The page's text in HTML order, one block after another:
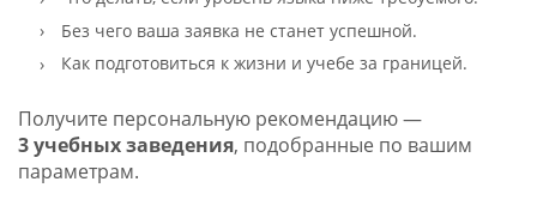
Без чего ваша заявка не станет успешной.
Как подготовиться к жизни и учебе за границей.
Получите персональную рекомендацию —
3 учебных заведения, подобранные по вашим
параметрам.